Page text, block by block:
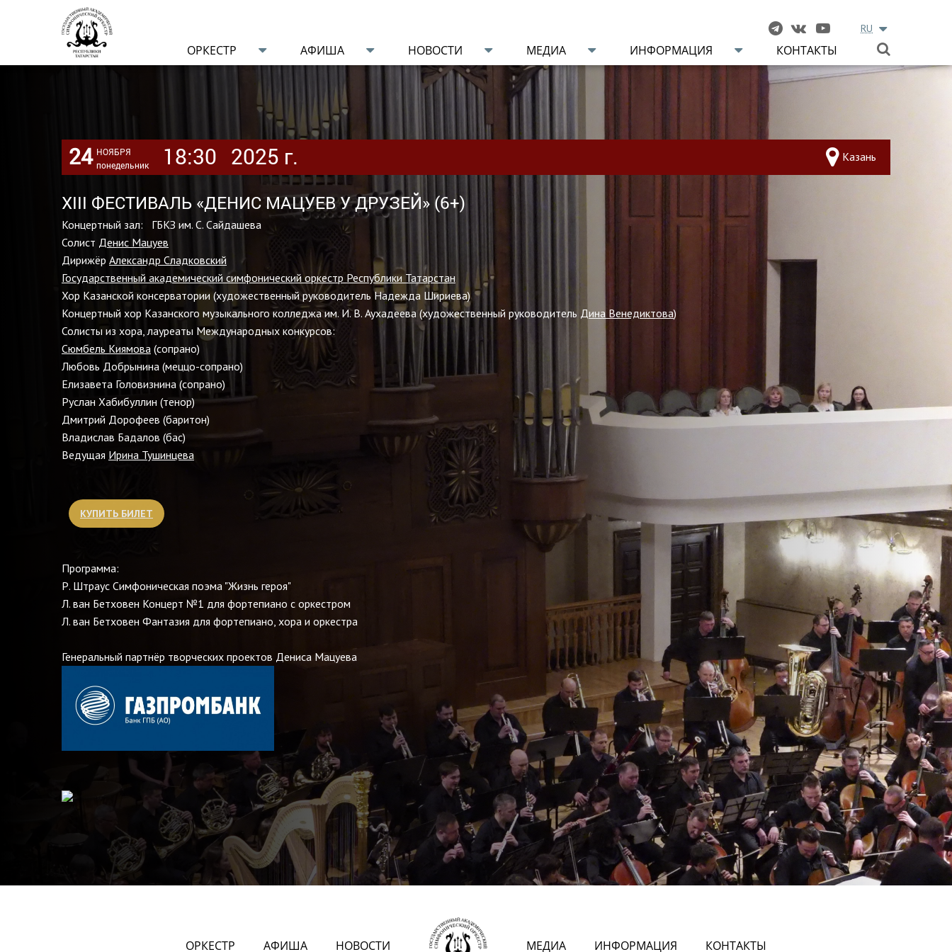
RU
ОРКЕСТР АФИША НОВОСТИ МЕДИА ИНФОРМАЦИЯ КОНТАКТЫ
24 НОЯБРЯ
понедельник
18:30 2025 г. Казань
XIII ФЕСТИВАЛЬ «ДЕНИС МАЦУЕВ У ДРУЗЕЙ» (6+)
Концертный зал: ГБКЗ им. С. Сайдашева
Солист Денис Мацуев
Дирижёр Александр Сладковский
Государственный академический симфонический оркестр Республики Татарстан
Хор Казанской консерватории (художественный руководитель Надежда Шириева)
Концертный хор Казанского музыкального колледжа им. И. В. Аухадеева (художественный руководитель Дина Венедиктова)
Солисты из хора, лауреаты Международных конкурсов:
Сюмбель Киямова (сопрано)
Любовь Добрынина (меццо-сопрано)
Елизавета Головизнина (сопрано)
Руслан Хабибуллин (тенор)
Дмитрий Дорофеев (баритон)
Владислав Бадалов (бас)
Ведущая Ирина Тушинцева
КУПИТЬ БИЛЕТ
Программа:
Р. Штраус Симфоническая поэма "Жизнь героя"
Л. ван Бетховен Концерт №1 для фортепиано с оркестром
Л. ван Бетховен Фантазия для фортепиано, хора и оркестра
Генеральный партнёр творческих проектов Дениса Мацуева
ОРКЕСТР АФИША НОВОСТИ МЕДИА ИНФОРМАЦИЯ КОНТАКТЫ